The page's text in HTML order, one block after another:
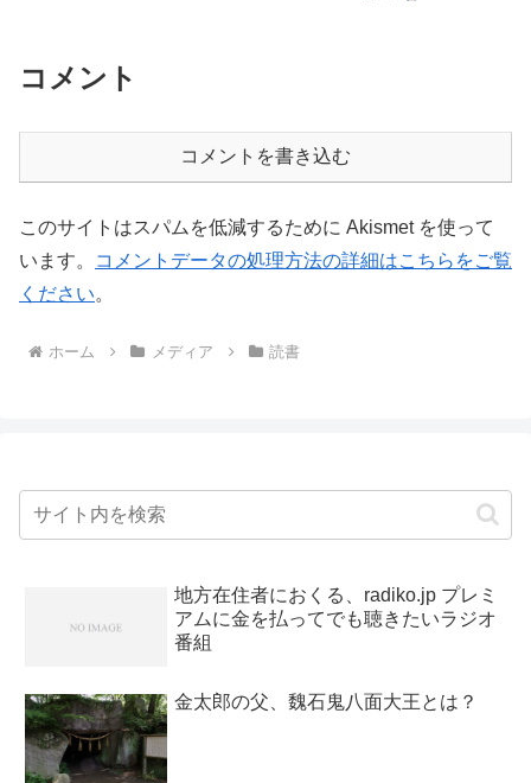
コメント
コメントを書き込む
このサイトはスパムを低減するために Akismet を使って
います。
コメントデータの処理方法の詳細はこちらをご覧
ください。
ホーム メディア 読書
地方在住者におくる、radiko.jp プレミ
アムに金を払ってでも聴きたいラジオ
番組
金太郎の父、魏石鬼八面大王とは？